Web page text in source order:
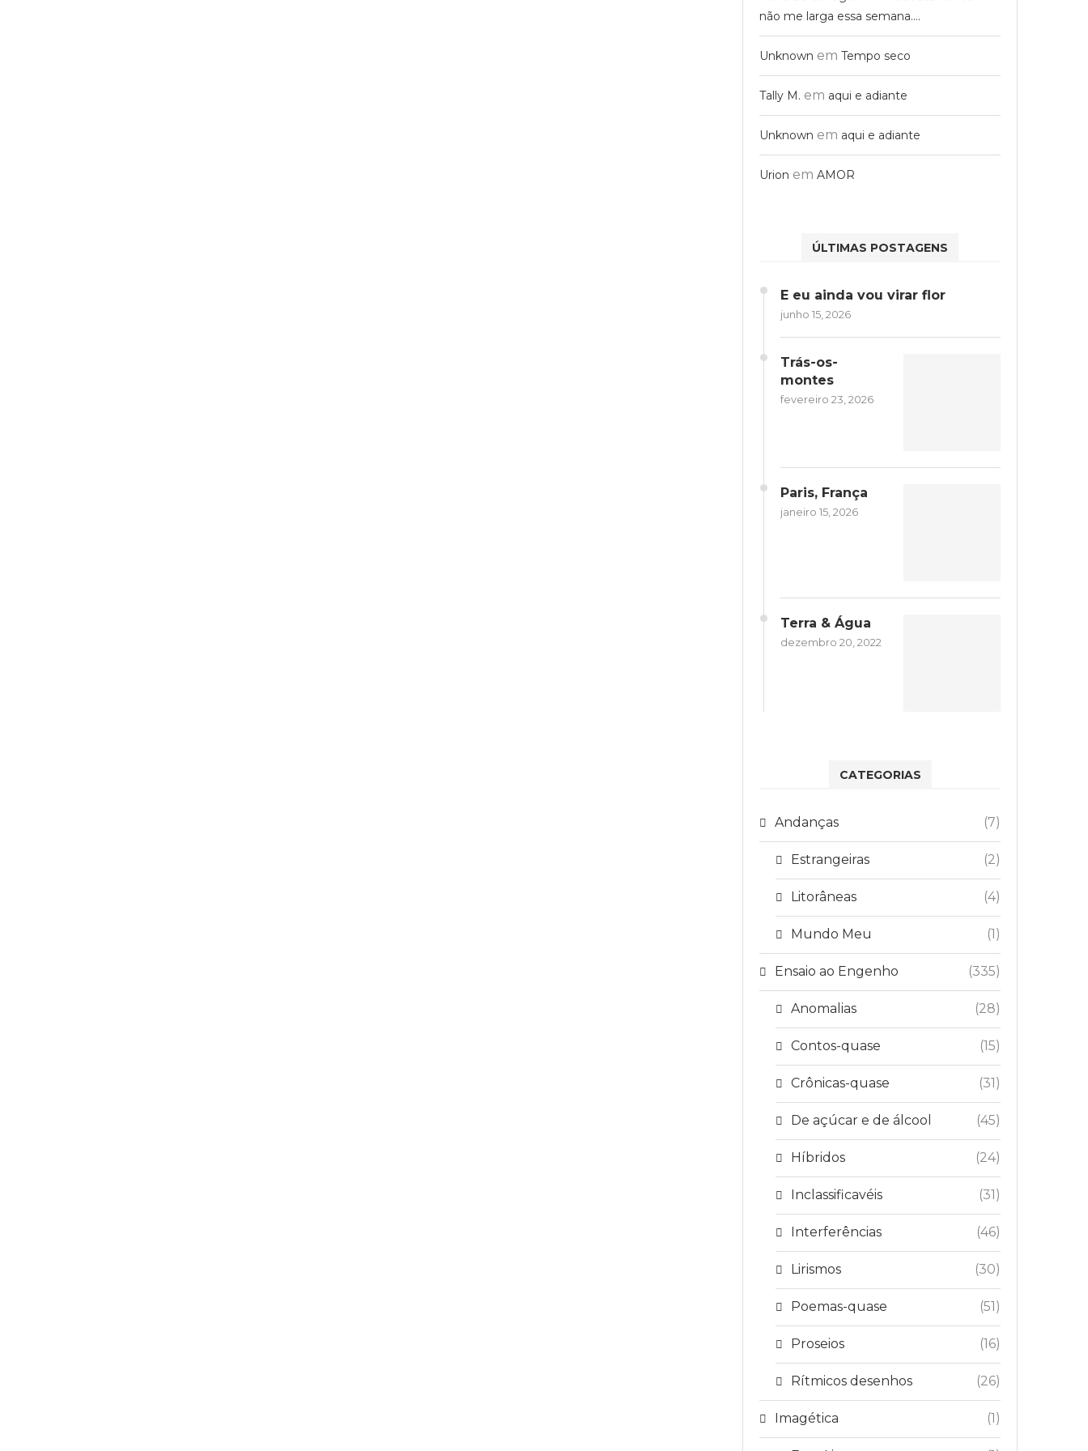
não me larga essa semana….
Unknown em Tempo seco
Tally M. em aqui e adiante
Unknown em aqui e adiante
Urion em AMOR
ÚLTIMAS POSTAGENS
E eu ainda vou virar flor
junho 15, 2026
Trás-os-
montes
fevereiro 23, 2026
Paris, França
janeiro 15, 2026
Terra & Água
dezembro 20, 2022
CATEGORIAS
Andanças (7)
Estrangeiras (2)
Litorâneas (4)
Mundo Meu (1)
Ensaio ao Engenho (335)
Anomalias (28)
Contos-quase (15)
Crônicas-quase (31)
De açúcar e de álcool (45)
Híbridos (24)
Inclassificavéis (31)
Interferências (46)
Lirismos (30)
Poemas-quase (51)
Proseios (16)
Rítmicos desenhos (26)
Imagética (1)